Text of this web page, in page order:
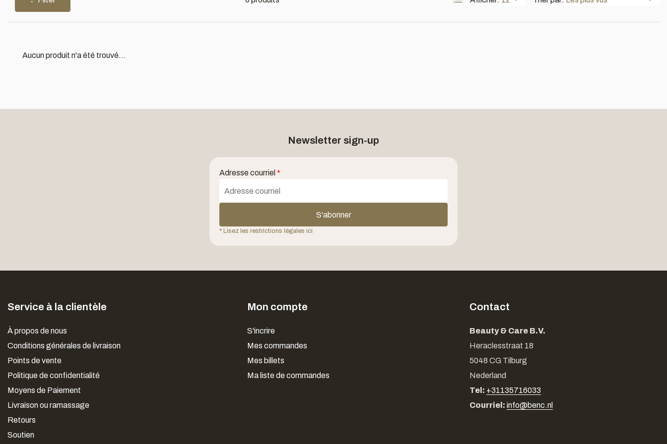
Aucun produit n'a été trouvé...
Newsletter sign-up
Adresse courriel *
S'abonner
* Lisez les restrictions légales ici
Service à la clientèle
À propos de nous
Conditions générales de livraison
Points de vente
Politique de confidentialité
Moyens de Paiement
Livraison ou ramassage
Retours
Soutien
Mon compte
S'incrire
Mes commandes
Mes billets
Ma liste de commandes
Contact
Beauty & Care B.V.
Heraclesstraat 18
5048 CG Tilburg
Nederland
Tel: +31135716033
Courriel: info@benc.nl